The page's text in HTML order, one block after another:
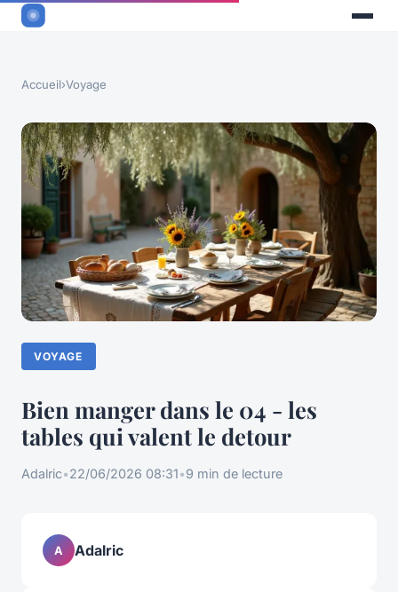
Accueil›Voyage
VOYAGE
Bien manger dans le 04 - les
tables qui valent le detour
Adalric•22/06/2026 08:31•9 min de lecture
A Adalric